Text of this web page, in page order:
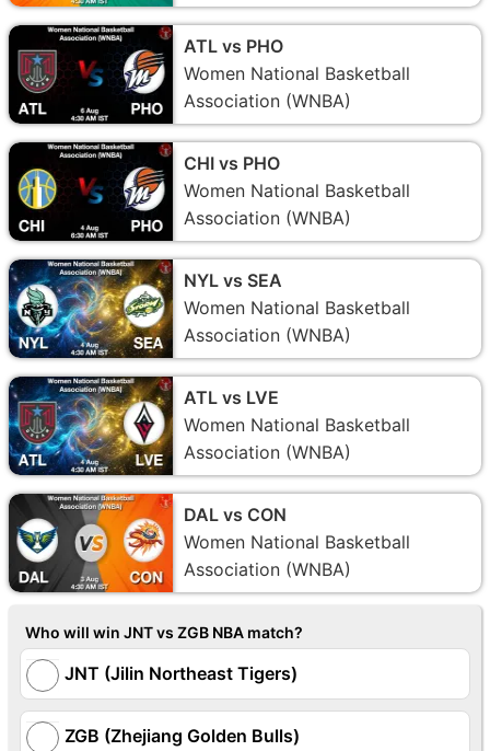
ATL vs PHO
Women National Basketball
Association (WNBA)
CHI vs PHO
Women National Basketball
Association (WNBA)
NYL vs SEA
Women National Basketball
Association (WNBA)
ATL vs LVE
Women National Basketball
Association (WNBA)
DAL vs CON
Women National Basketball
Association (WNBA)
Who will win JNT vs ZGB NBA match?
JNT (Jilin Northeast Tigers)
ZGB (Zhejiang Golden Bulls)